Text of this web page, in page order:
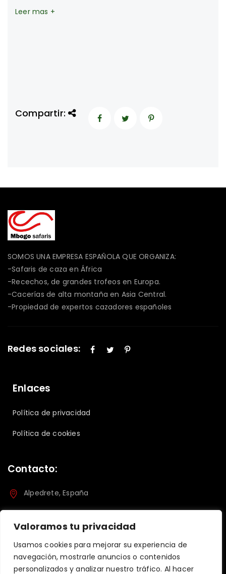
Valoramos tu privacidad
Usamos cookies para mejorar su experiencia de
navegación, mostrarle anuncios o contenidos
personalizados y analizar nuestro tráfico. Al hacer
Leer mas +
Compartir:
SOMOS UNA EMPRESA ESPAÑOLA QUE ORGANIZA:
-Safaris de caza en África
-Recechos, de grandes trofeos en Europa.
-Cacerías de alta montaña en Asia Central.
-Propiedad de expertos cazadores españoles
Redes sociales:
Enlaces
Política de privacidad
Política de cookies
Contacto:
Alpedrete, España
https://mbogosafaris.com